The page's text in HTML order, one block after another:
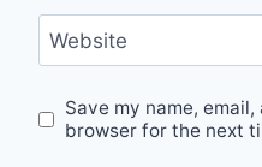
Website
Save my name,
browser for the next